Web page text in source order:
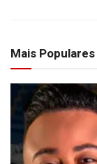
Mais Populares